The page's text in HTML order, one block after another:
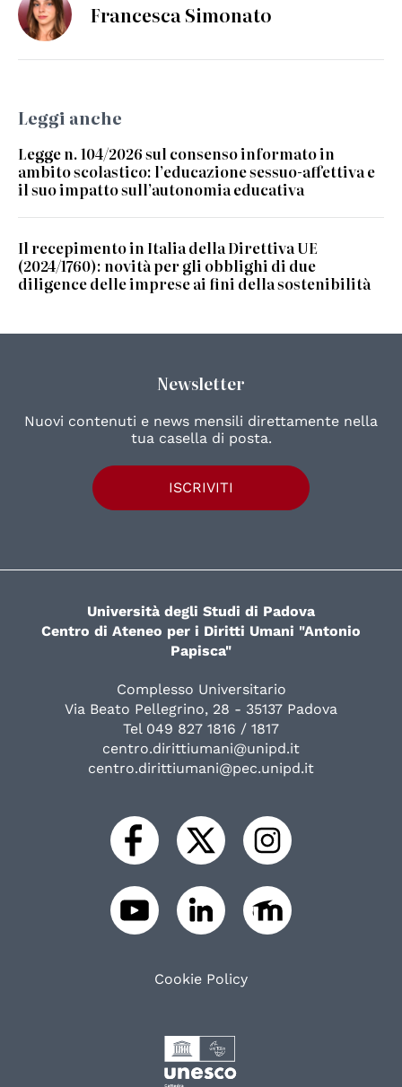
Francesca Simonato
Leggi anche
Legge n. 104/2026 sul consenso informato in
ambito scolastico: l’educazione sessuo-affettiva e
il suo impatto sull’autonomia educativa
Il recepimento in Italia della Direttiva UE
(2024/1760): novità per gli obblighi di due
diligence delle imprese ai fini della sostenibilità
Newsletter
Nuovi contenuti e news mensili direttamente nella
tua casella di posta.
ISCRIVITI
Università degli Studi di Padova
Centro di Ateneo per i Diritti Umani "Antonio
Papisca"
Complesso Universitario
Via Beato Pellegrino, 28 - 35137 Padova
Tel 049 827 1816 / 1817
centro.dirittiumani@unipd.it
centro.dirittiumani@pec.unipd.it
Cookie Policy